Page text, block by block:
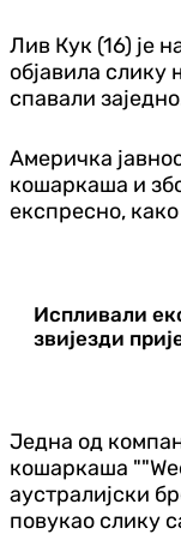
Лив Кук (16) је
објавила слику
спавали
Америчка
кошаркаша и
експресно,
Испливали
звијезди
Једна од
кошаркаша
аустралијски
повукао слику